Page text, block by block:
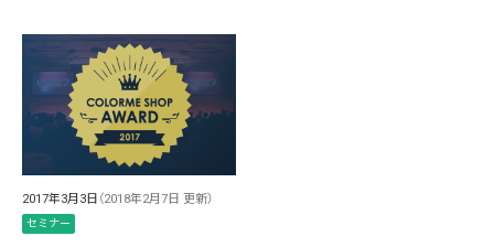
2017年3月3日 （2018年2月7日 更新）
セミナー